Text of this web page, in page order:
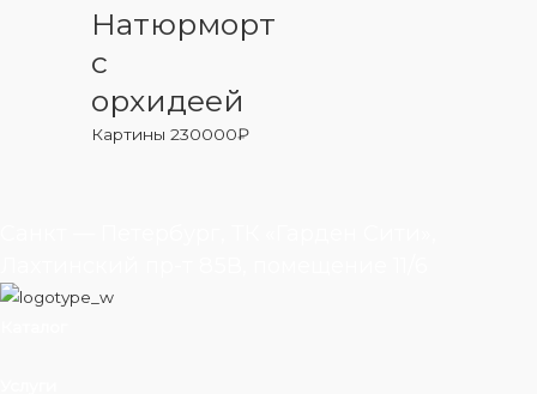
Натюрморт
с
орхидеей
Картины230000₽